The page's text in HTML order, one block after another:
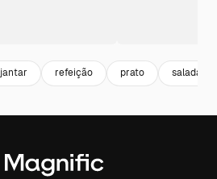
jantar refeição prato salada